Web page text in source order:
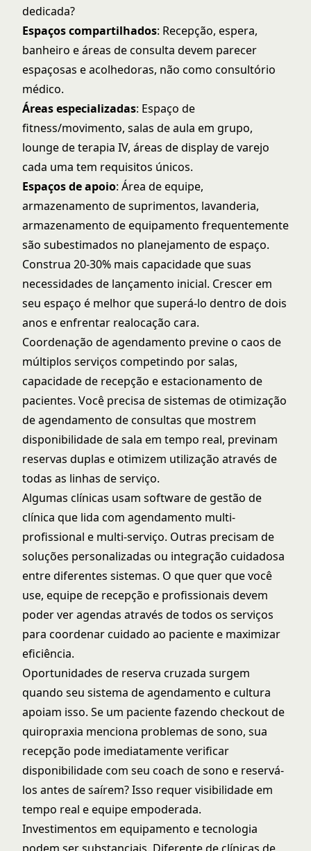
dedicada?
Espaços compartilhados: Recepção, espera,
banheiro e áreas de consulta devem parecer
espaçosas e acolhedoras, não como consultório
médico.
Áreas especializadas: Espaço de
fitness/movimento, salas de aula em grupo,
lounge de terapia IV, áreas de display de varejo
cada uma tem requisitos únicos.
Espaços de apoio: Área de equipe,
armazenamento de suprimentos, lavanderia,
armazenamento de equipamento frequentemente
são subestimados no planejamento de espaço.
Construa 20-30% mais capacidade que suas
necessidades de lançamento inicial. Crescer em
seu espaço é melhor que superá-lo dentro de dois
anos e enfrentar realocação cara.
Coordenação de agendamento previne o caos de
múltiplos serviços competindo por salas,
capacidade de recepção e estacionamento de
pacientes. Você precisa de sistemas deotimização
de agendamento de consultas que mostrem
disponibilidade de sala em tempo real, previnam
reservas duplas e otimizem utilização através de
todas as linhas de serviço.
Algumas clínicas usam software de gestão de
clínica que lida com agendamento multi-
profissional e multi-serviço. Outras precisam de
soluções personalizadas ou integração cuidadosa
entre diferentes sistemas. O que quer que você
use, equipe de recepção e profissionais devem
poder ver agendas através de todos os serviços
para coordenar cuidado ao paciente e maximizar
eficiência.
Oportunidades de reserva cruzada surgem
quando seu sistema de agendamento e cultura
apoiam isso. Se um paciente fazendo checkout de
quiropraxia menciona problemas de sono, sua
recepção pode imediatamente verificar
disponibilidade com seu coach de sono e reservá-
los antes de saírem? Isso requer visibilidade em
tempo real e equipe empoderada.
Investimentos em equipamento e tecnologia